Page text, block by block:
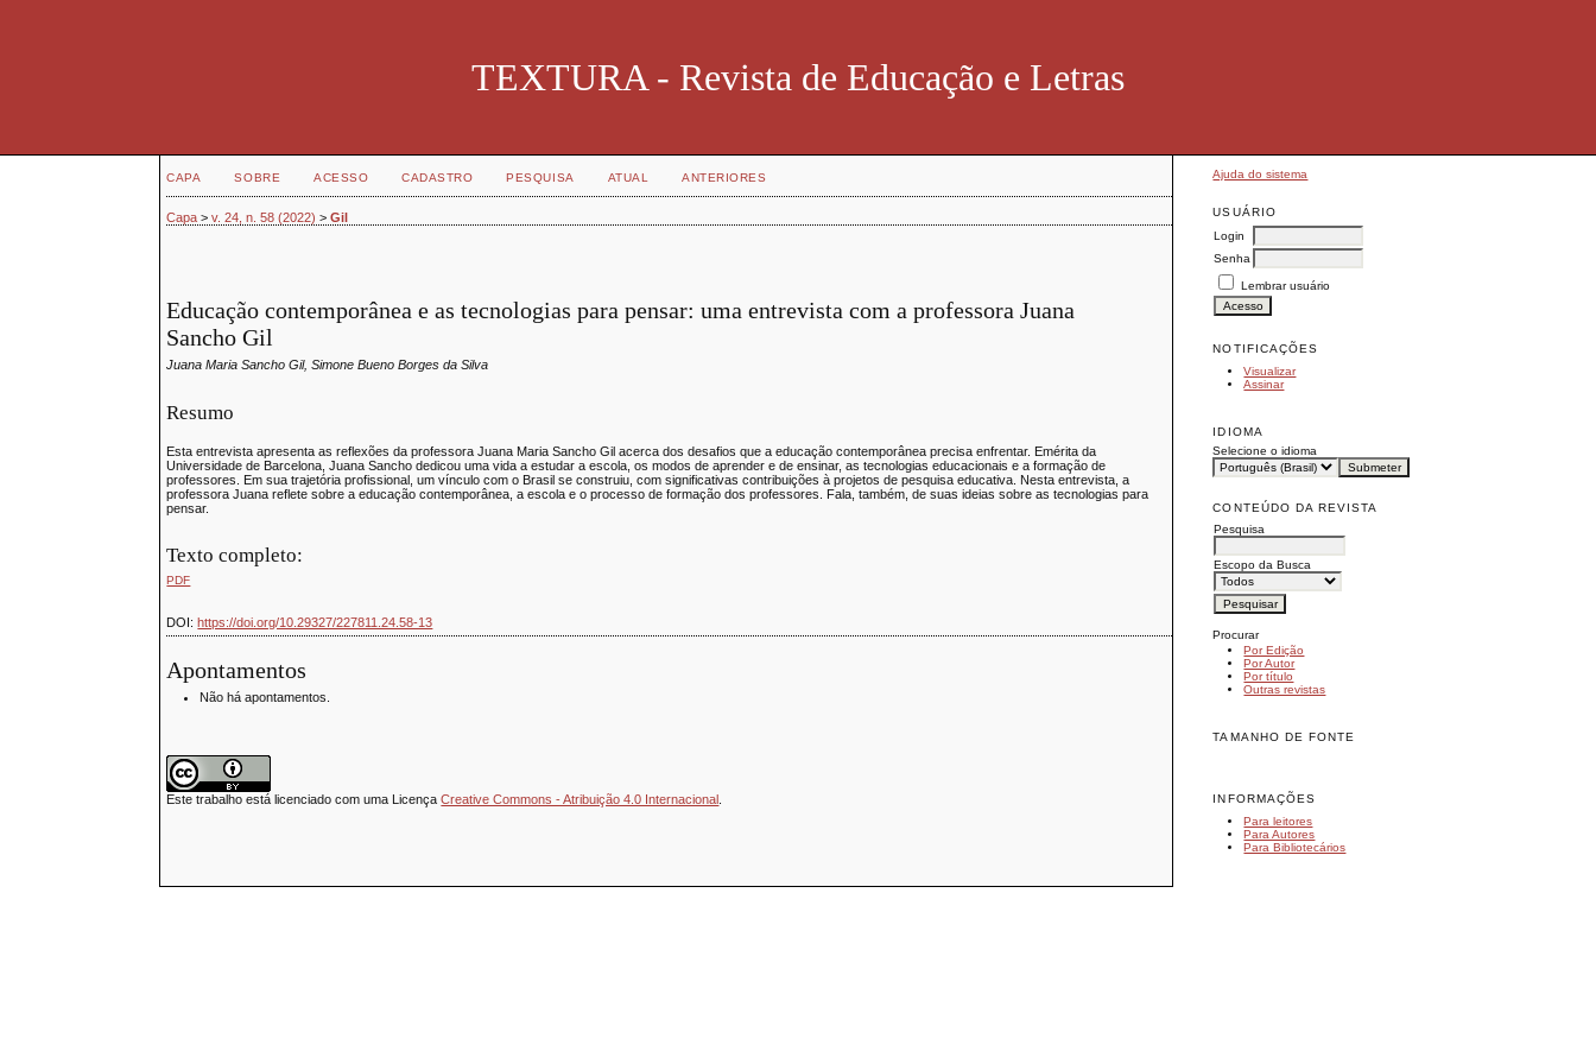
TEXTURA - Revista de Educação e Letras
Ajuda do sistema
USUÁRIO
Login
Senha
Lembrar usuário
NOTIFICAÇÕES
Visualizar
Assinar
IDIOMA
Selecione o idioma
CONTEÚDO DA REVISTA
Pesquisa
Escopo da Busca
Procurar
Por Edição
Por Autor
Por título
Outras revistas
TAMANHO DE FONTE
INFORMAÇÕES
Para leitores
Para Autores
Para Bibliotecários
CAPA SOBRE ACESSO CADASTRO PESQUISA ATUAL ANTERIORES
Capa >v. 24, n. 58 (2022) >Gil
Educação contemporânea e as tecnologias para pensar: uma entrevista com a professora Juana
Sancho Gil
Juana Maria Sancho Gil, Simone Bueno Borges da Silva
Resumo
Esta entrevista apresenta as reflexões da professora Juana Maria Sancho Gil acerca dos desafios que a educação contemporânea precisa enfrentar. Emérita da
Universidade de Barcelona, Juana Sancho dedicou uma vida a estudar a escola, os modos de aprender e de ensinar, as tecnologias educacionais e a formação de
professores. Em sua trajetória profissional, um vínculo com o Brasil se construiu, com significativas contribuições à projetos de pesquisa educativa. Nesta entrevista, a
professora Juana reflete sobre a educação contemporânea, a escola e o processo de formação dos professores. Fala, também, de suas ideias sobre as tecnologias para
pensar.
Texto completo:
PDF
DOI:https://doi.org/10.29327/227811.24.58-13
Apontamentos
Não há apontamentos.
Este trabalho está licenciado com uma LicençaCreative Commons - Atribuição 4.0 Internacional